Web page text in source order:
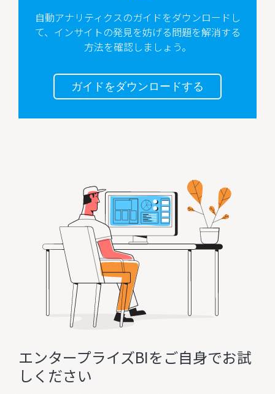
自動アナリティクスのガイドをダウンロードし
て、インサイトの発見を妨げる問題を解消する
方法を確認しましょう。
ガイドをダウンロードする
エンタープライズBIを ご自身でお試
しください